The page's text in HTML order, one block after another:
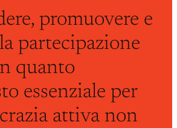
promuovere e
partecipazione
quanto
essenziale per
attiva non